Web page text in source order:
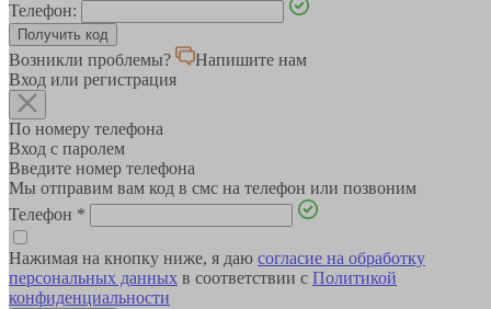
Телефон:
Возникли проблемы?
Напишите нам
Вход или регистрация
По номеру телефона
Вход с паролем
Введите номер телефона
Мы отправим вам код в смс на телефон или позвоним
Телефон *
Нажимая на кнопку ниже, я даю согласие на обработку
персональных данных в соответствии с Политикой
конфиденциальности